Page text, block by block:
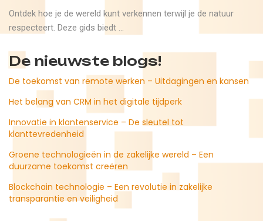
Ontdek hoe je de wereld kunt verkennen terwijl je de natuur
respecteert. Deze gids biedt ...
De nieuwste blogs!
De toekomst van remote werken – Uitdagingen en kansen
Het belang van CRM in het digitale tijdperk
Innovatie in klantenservice – De sleutel tot
klanttevredenheid
Groene technologieën in de zakelijke wereld – Een
duurzame toekomst creëren
Blockchain technologie – Een revolutie in zakelijke
transparantie en veiligheid